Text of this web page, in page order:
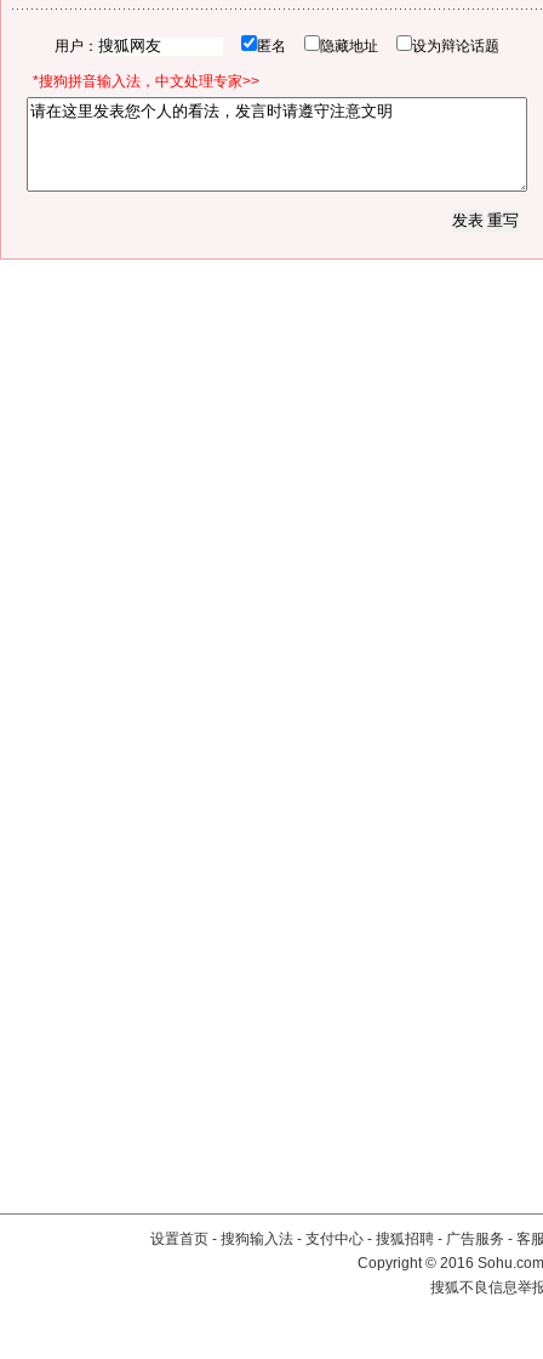
用户： 匿名 隐藏地址 设为辩论话题
*搜狗拼音输入法，中文处理专家>>
设置首页 - 搜狗输入法 - 支付中心 - 搜狐招聘 - 广告服务 - 客
Copyright©2016
搜狐不良信息举